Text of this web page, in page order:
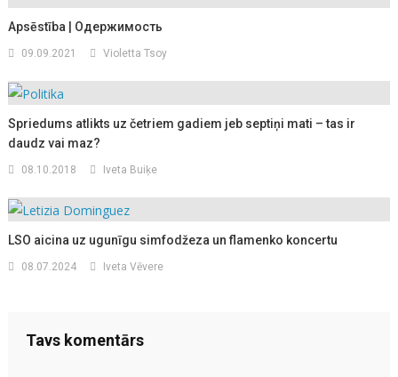
Apsēstība | Одержимость
09.09.2021 Violetta Tsoy
Spriedums atlikts uz četriem gadiem jeb septiņi mati – tas ir
daudz vai maz?
08.10.2018 Iveta Buiķe
LSO aicina uz ugunīgu simfodžeza un flamenko koncertu
08.07.2024 Iveta Vēvere
Tavs komentārs